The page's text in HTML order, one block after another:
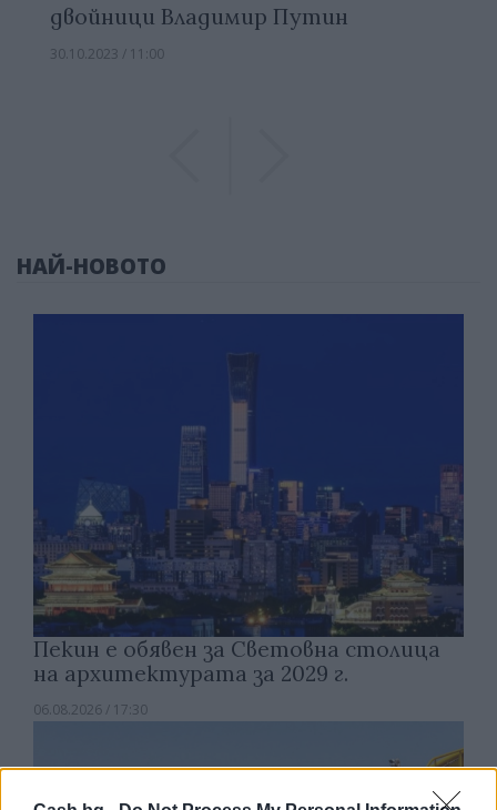
двойници Владимир Путин
30.10.2023 / 11:00
НАЙ-НОВОТО
Пекин е обявен за Световна столица
на архитектурата за 2029 г.
06.08.2026 / 17:30